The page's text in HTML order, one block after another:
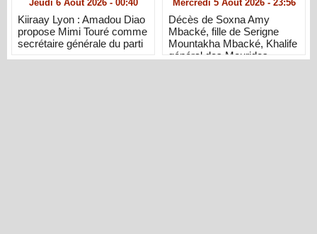
Jeudi 6 Août 2026 - 00:40
Kiiraay Lyon : Amadou Diao
propose Mimi Touré comme
secrétaire générale du parti
Mercredi 5 Août 2026 - 23:56
Décès de Soxna Amy
Mbacké, fille de Serigne
Mountakha Mbacké, Khalife
général des Mourides